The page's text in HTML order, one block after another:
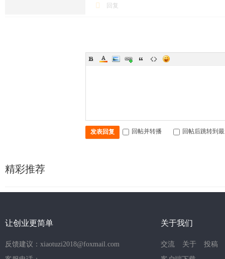
回复
发表回复 回帖并转播 回帖后跳转到
精彩推荐
让创业更简单
反馈建议：xiaotuzi2018@foxmail.com
关于我们
交流 关于
投稿